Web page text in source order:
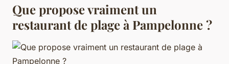
Que propose vraiment un
restaurant de plage à Pampelonne ?